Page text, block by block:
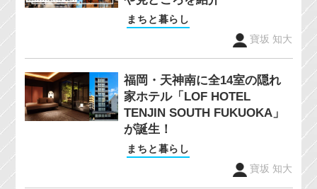
まちと暮らし
寶坂 知大
福岡・天神南に全14室の隠れ
家ホテル「LOF HOTEL
TENJIN SOUTH FUKUOKA」
が誕生！
まちと暮らし
寶坂 知大